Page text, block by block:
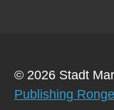
© 2026 Stadt
Publishing Ronge